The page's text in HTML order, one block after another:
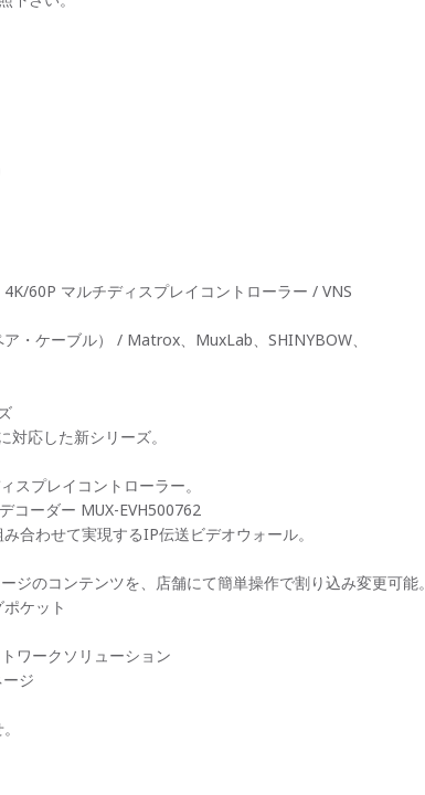
60P マルチディスプレイコントローラー / VNS
・ケーブル） / Matrox、MuxLab、SHINYBOW、
応した新シリーズ。
スプレイコントローラー。
コーダー MUX-EVH500762
合わせて実現するIP伝送ビデオウォール。
ジのコンテンツを、店舗にて簡単操作で割り込み変更可能。
ケット
ワークソリューション
ジ